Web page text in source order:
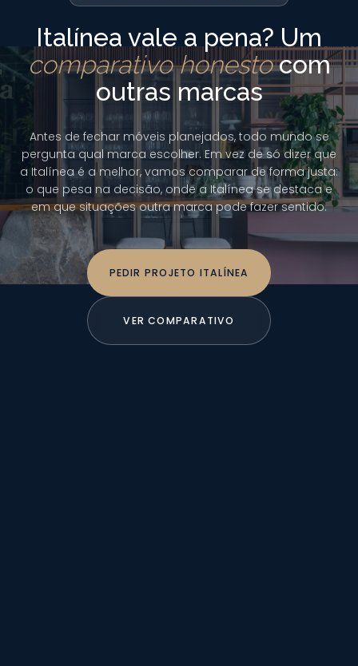
Italínea vale a pena? Um
comparativo honestocom
outras marcas
Antes de fechar móveis planejados, todo mundo se
pergunta qual marca escolher. Em vez de só dizer que
a Italínea é a melhor, vamos comparar de forma justa:
o que pesa na decisão, onde a Italínea se destaca e
em que situações outra marca pode fazer sentido.
PEDIR PROJETO ITALÍNEA
VER COMPARATIVO